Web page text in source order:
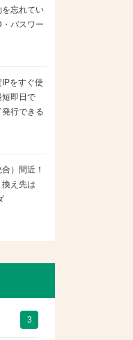
を忘れてい
パスワー
IPをすぐ使
短即日で
発行できる
）間近！
換え先は
3